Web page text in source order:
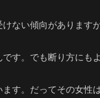
い傾向があります
す。でも断り方にも
す。だってその女